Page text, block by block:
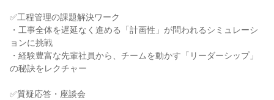
✅工程管理の課題解決ワーク
・工事全体を遅延なく進める「計画性」が問われるシミュレーシ
ョンに挑戦
・経験豊富な先輩社員から、チームを動かす「リーダーシップ」
の秘訣をレクチャー
✅質疑応答・座談会